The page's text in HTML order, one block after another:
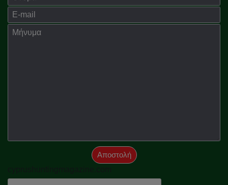
E-mail
Μήνημα
Αποστολή